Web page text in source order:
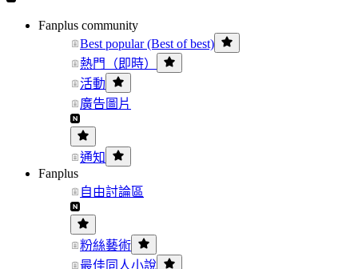
Fanplus community
Best popular (Best of best)
熱門（即時）
活動
廣告圖片
通知
Fanplus
自由討論區
粉絲藝術
最佳同人小說